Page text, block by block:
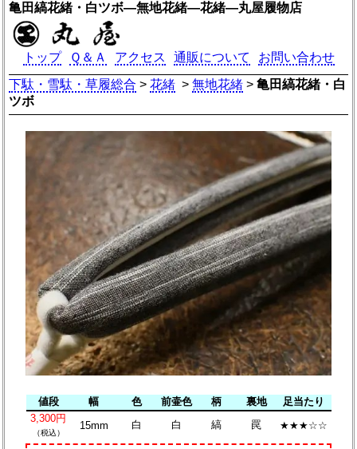
亀田縞花緒・白ツボ―無地花緒―花緒―丸屋履物店
トップ Ｑ＆Ａ アクセス 通販について
お問い合わせ
下駄・雪駄・草履総合 >花緒 >無地花緒 >亀田縞花緒・白
ツボ
値段 幅 色 前壷色 柄 裏地
足当たり
3,300円
（税込）
15mm 白 白 縞 罠 ★★★☆☆